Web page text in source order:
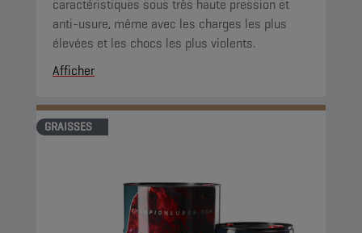
caractéristiques sous très haute pression et
anti-usure, même avec les charges les plus
élevées et les chocs les plus violents.
Afficher
GRAISSES